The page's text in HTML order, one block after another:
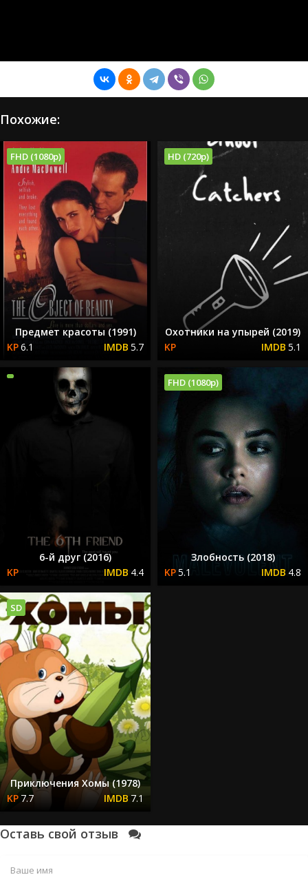
Похожие:
FHD (1080p)
Предмет красоты (1991)
6.1
5.7
HD (720p)
Охотники на упырей (2019)
5.1
6-й друг (2016)
4.4
FHD (1080p)
Злобность (2018)
5.1
4.8
SD
Приключения Хомы (1978)
7.7
7.1
Оставь свой отзыв